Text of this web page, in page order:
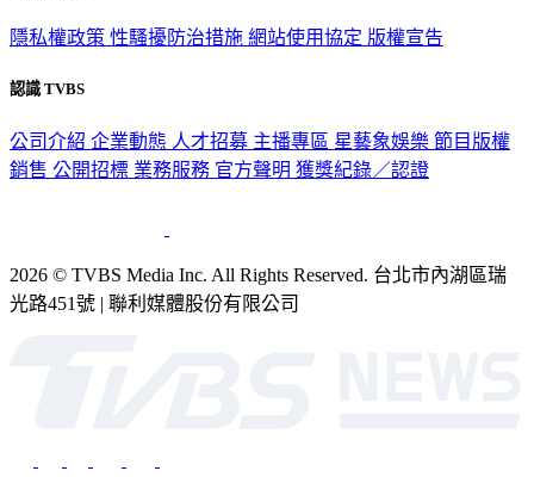
隱私權政策 性騷擾防治措施 網站使用協定 版權宣告
認識 TVBS
公司介紹 企業動態 人才招募 主播專區 星藝象娛樂 節目版權
銷售 公開招標 業務服務 官方聲明 獲獎紀錄／認證
2026 © TVBS Media Inc. All Rights Reserved. 台北市內湖區瑞
光路451號 | 聯利媒體股份有限公司